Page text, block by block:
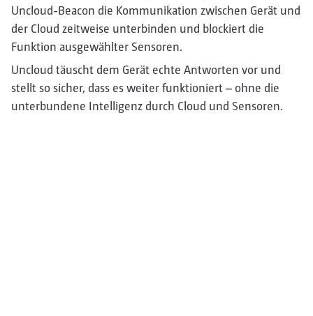
Uncloud-Beacon die Kommunikation zwischen Gerät und
der Cloud zeitweise unterbinden und blockiert die
Funktion ausgewählter Sensoren.
Uncloud täuscht dem Gerät echte Antworten vor und
stellt so sicher, dass es weiter funktioniert – ohne die
unterbundene Intelligenz durch Cloud und Sensoren.